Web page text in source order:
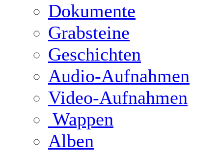
Dokumente
Grabsteine
Geschichten
Audio-Aufnahmen
Video-Aufnahmen
Wappen
Alben